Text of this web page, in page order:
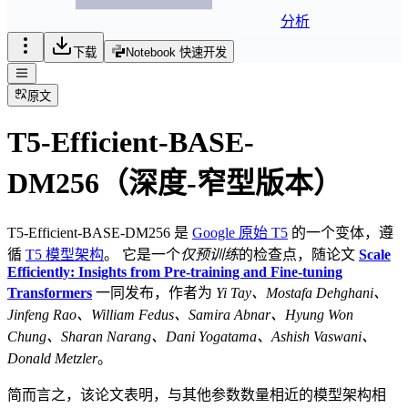
分析
下载 Notebook 快速开发
原文
T5-Efficient-BASE-
DM256（深度-窄型版本）
T5-Efficient-BASE-DM256 是 Google 原始 T5 的一个变体，遵
循 T5 模型架构。 它是一个仅预训练的检查点，随论文 Scale
Efficiently: Insights from Pre-training and Fine-tuning
Transformers 一同发布，作者为 Yi Tay、Mostafa Dehghani、
Jinfeng Rao、William Fedus、Samira Abnar、Hyung Won
Chung、Sharan Narang、Dani Yogatama、Ashish Vaswani、
Donald Metzler。
简而言之，该论文表明，与其他参数数量相近的模型架构相